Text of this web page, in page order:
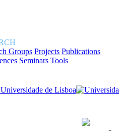
Groups Projects Publications
Seminars Tools